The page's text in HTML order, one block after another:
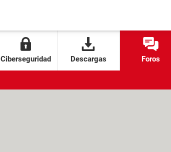
Ciberseguridad Descargas Foros